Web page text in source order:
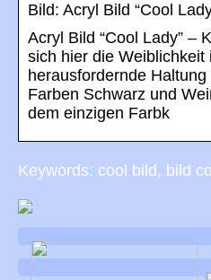
Bild: Acryl Bild “Cool
Acryl Bild “Cool Lady” –
sich hier die Weiblichkeit
herausfordernde
Farben Schwarz und
dem einzigen Farbk
Keywords: cool bild, bild